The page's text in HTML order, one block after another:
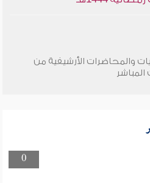
والمحاضرات الأرشيفية من
0